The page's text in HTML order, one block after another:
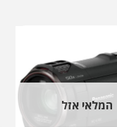
המלאי אזל